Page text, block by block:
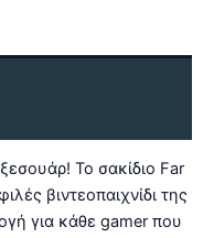
Το σακίδιο Far
βιντεοπαιχνίδι της
για κάθε gamer που